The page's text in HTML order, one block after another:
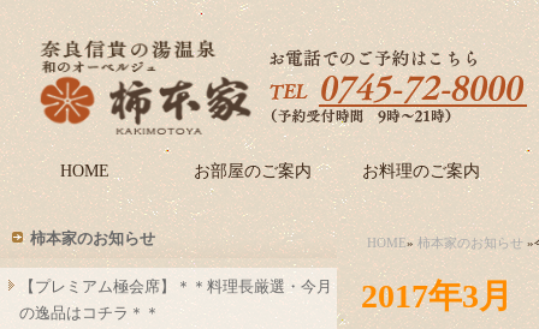
HOME お部屋のご案内 お料理のご案内
HOME»柿本家のお知らせ »
2017年3
柿本家のお知らせ
【プレミアム極会席】＊＊料理長厳選・今月
の逸品はコチラ＊＊